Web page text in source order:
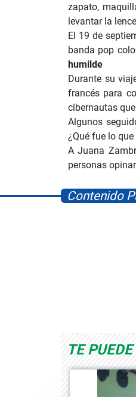
zapato,
levantar la
El 19 de
banda pop
humilde
Durante su
francés para
cibernautas
Algunos
¿Qué fue lo
A Juana
personas
Contenido
TE